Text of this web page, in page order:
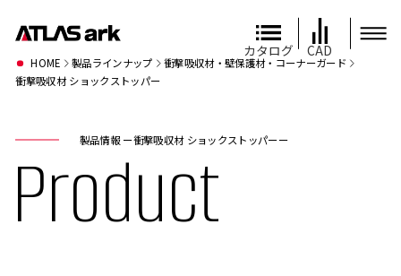
カタログ CAD
製品情報 ー衝撃吸収材 ショックストッパーー
Product
HOME 製品ラインナップ
衝撃吸収材・壁保護材・コーナーガード
衝撃吸収材 ショックストッパー